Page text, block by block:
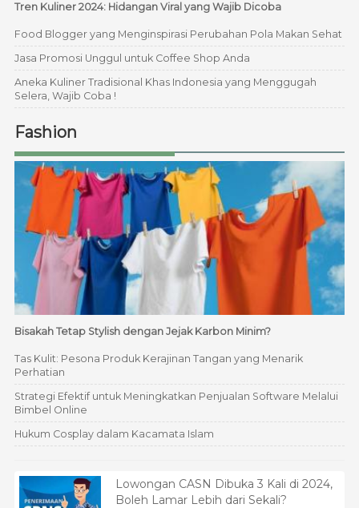
Tren Kuliner 2024: Hidangan Viral yang Wajib Dicoba
Food Blogger yang Menginspirasi Perubahan Pola Makan Sehat
Jasa Promosi Unggul untuk Coffee Shop Anda
Aneka Kuliner Tradisional Khas Indonesia yang Menggugah
Selera, Wajib Coba !
Fashion
Bisakah Tetap Stylish dengan Jejak Karbon Minim?
Tas Kulit: Pesona Produk Kerajinan Tangan yang Menarik
Perhatian
Strategi Efektif untuk Meningkatkan Penjualan Software Melalui
Bimbel Online
Hukum Cosplay dalam Kacamata Islam
Lowongan CASN Dibuka 3 Kali di 2024,
Boleh Lamar Lebih dari Sekali?